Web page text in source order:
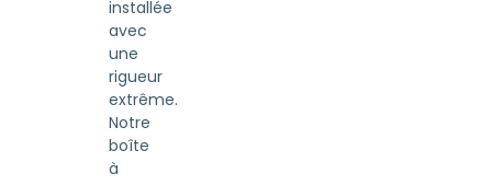
installée
avec
une
rigueur
extrême.
Notre
boîte
à